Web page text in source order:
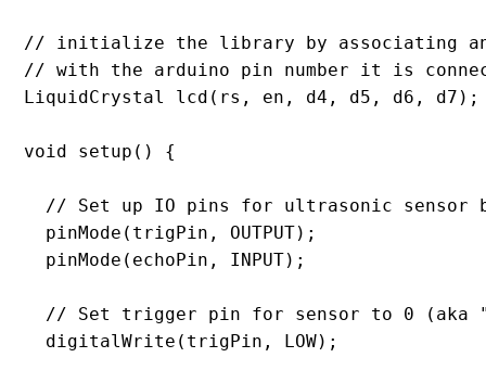
// initialize the library by associating any
// with the arduino pin number it is
LiquidCrystal lcd(rs, en, d4, d5, d6, d7);
void setup() {
// Set up IO pins for ultrasonic sensor
  pinMode(trigPin, OUTPUT);
  pinMode(echoPin, INPUT);
// Set trigger pin for sensor to 0 (aka
  digitalWrite(trigPin, LOW);